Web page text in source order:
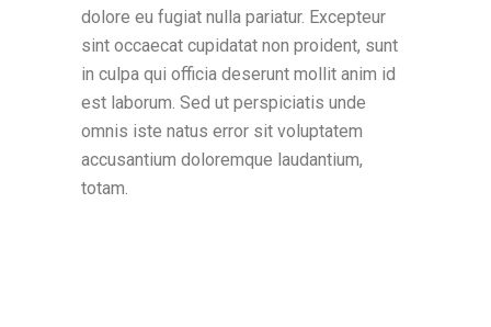
dolore eu fugiat nulla pariatur. Excepteur
sint occaecat cupidatat non proident, sunt
in culpa qui officia deserunt mollit anim id
est laborum. Sed ut perspiciatis unde
omnis iste natus error sit voluptatem
accusantium doloremque laudantium,
totam.